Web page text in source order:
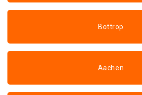
Bottrop
Aachen